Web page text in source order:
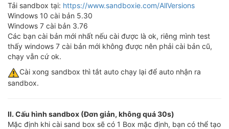
Tải sandbox tại: https://www.sandboxie.com/AllVersions
Windows 10 cài bản 5.30
Windows 7 cài bản 3.76
Các bạn cài bản mới nhất nếu cài được là ok, riêng mình test
thấy windows 7 cài bản mới không được nên phải cài bản cũ,
chạy vẫn cứ ok.
️Cài xong sandbox thì tắt auto chạy lại để auto nhận ra
sandbox.
II. Cấu hình sandbox (Đơn giản, không quá 30s)
Mặc định khi cài sand box sẽ có 1 Box mặc định, bạn có thể tạo